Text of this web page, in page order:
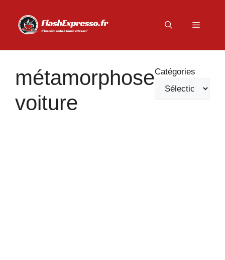
contenu
Menu
métamorphose
voiture
Catégories